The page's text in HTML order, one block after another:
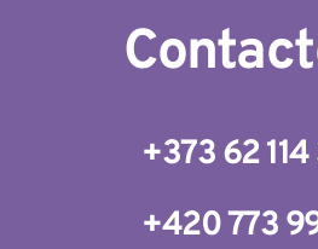
+373 62
+420 773